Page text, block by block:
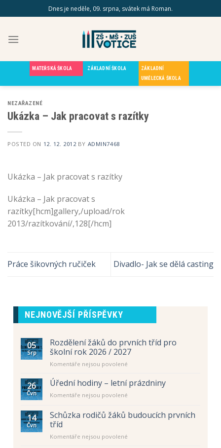
to
Dnes je neděle, 09. srpna, svátek má Roman.
MATEŘSKÁ ŠKOLA ZÁKLADNÍ ŠKOLA
ZÁKLADNÍ
UMĚLECKÁ ŠKOLA
NEZAŘAZENÉ
Ukázka – Jak pracovat s razítky
POSTED ON 12. 12. 2012 BY ADMIN7468
Ukázka – Jak pracovat s razítky
Ukázka – Jak pracovat s
razítky[hcm]gallery,/upload/rok
2013/razítkování/,128[/hcm]
Práce šikovných ručiček Divadlo- Jak se dělá casting
NEJNOVĚJŠÍ PŘÍSPĚVKY
05
Srp
Rozdělení žáků do prvních tříd pro
školní rok 2026 / 2027
Komentáře nejsou povolené
s
názvem
do
26
Čvn
Úřední hodiny – letní prázdniny
Komentáře nejsou povolené
s
názvem
14
Čvn
Schůzka rodičů žáků budoucích prvních
tříd
Komentáře nejsou povolené